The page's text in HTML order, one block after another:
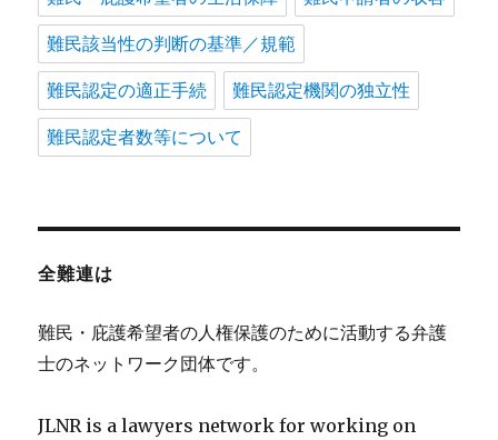
難民該当性の判断の基準／規範
難民認定の適正手続 難民認定機関の独立性
難民認定者数等について
全難連は
難民・庇護希望者の人権保護のために活動する弁護
士のネットワーク団体です。
JLNR is a lawyers network for working on